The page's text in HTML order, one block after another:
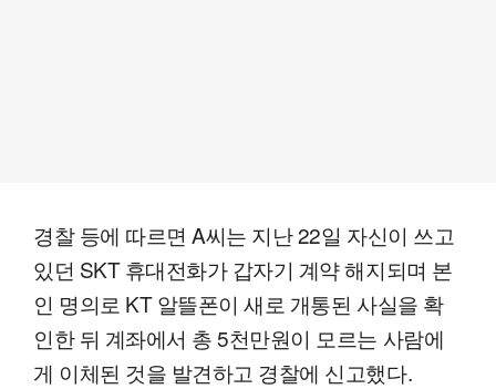
경찰 등에 따르면 A씨는 지난 22일 자신이 쓰고
있던 SKT 휴대전화가 갑자기 계약 해지되며 본
인 명의로 KT 알뜰폰이 새로 개통된 사실을 확
인한 뒤 계좌에서 총 5천만원이 모르는 사람에
게 이체된 것을 발견하고 경찰에 신고했다.